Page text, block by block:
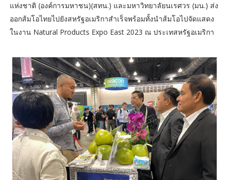
แห่งชาติ (องค์การมหาชน)(สทน.) และมหาวิทยาลัยนเรศวร (มน.) ส่ง
ออกส้มโอไทยไปยังสหรัฐอเมริกาสำเร็จพร้อมทั้งนำส้มโอไปจัดแสดง
ในงาน Natural Products Expo East 2023 ณ ประเทสหรัฐอเมริกา